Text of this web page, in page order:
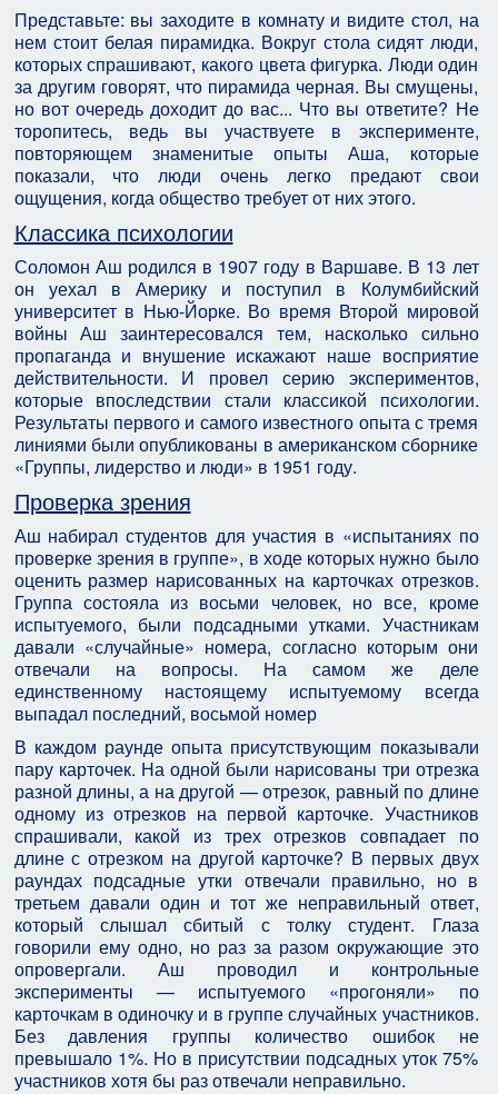
Представьте: вы заходите в комнату и видите стол, на
нем стоит белая пирамидка. Вокруг стола сидят люди,
которых спрашивают, какого цвета фигурка. Люди один
за другим говорят, что пирамида черная. Вы смущены,
но вот очередь доходит до вас... Что вы ответите? Не
торопитесь, ведь вы участвуете в эксперименте,
повторяющем знаменитые опыты Аша, которые
показали, что люди очень легко предают свои
ощущения, когда общество требует от них этого.
Классика психологии
Соломон Аш родился в 1907 году в Варшаве. В 13 лет
он уехал в Америку и поступил в Колумбийский
университет в Нью-Йорке. Во время Второй мировой
войны Аш заинтересовался тем, насколько сильно
пропаганда и внушение искажают наше восприятие
действительности. И провел серию экспериментов,
которые впоследствии стали классикой психологии.
Результаты первого и самого известного опыта с тремя
линиями были опубликованы в американском сборнике
«Группы, лидерство и люди» в 1951 году.
Проверка зрения
Аш набирал студентов для участия в «испытаниях по
проверке зрения в группе», в ходе которых нужно было
оценить размер нарисованных на карточках отрезков.
Группа состояла из восьми человек, но все, кроме
испытуемого, были подсадными утками. Участникам
давали «случайные» номера, согласно которым они
отвечали на вопросы. На самом же деле
единственному настоящему испытуемому всегда
выпадал последний, восьмой номер
В каждом раунде опыта присутствующим показывали
пару карточек. На одной были нарисованы три отрезка
разной длины, а на другой — отрезок, равный по длине
одному из отрезков на первой карточке. Участников
спрашивали, какой из трех отрезков совпадает по
длине с отрезком на другой карточке? В первых двух
раундах подсадные утки отвечали правильно, но в
третьем давали один и тот же неправильный ответ,
который слышал сбитый с толку студент. Глаза
говорили ему одно, но раз за разом окружающие это
опровергали. Аш проводил и контрольные
эксперименты — испытуемого «прогоняли» по
карточкам в одиночку и в группе случайных участников.
Без давления группы количество ошибок не
превышало 1%. Но в присутствии подсадных уток 75%
участников хотя бы раз отвечали неправильно.